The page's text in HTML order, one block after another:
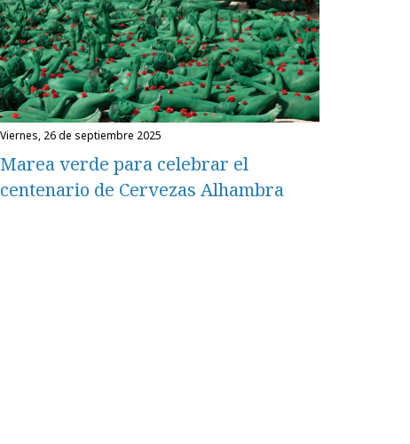
viernes, 26 de septiembre 2025
Marea verde para celebrar el
centenario de Cervezas Alhambra